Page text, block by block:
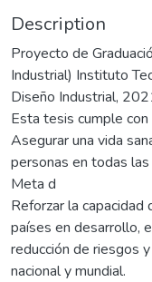
Description
Proyecto de
Industrial) Instituto
Diseño Industrial,
Esta tesis cumple
Asegurar una vida
personas en todas
Meta d
Reforzar la
países en desarrollo,
reducción de riesgos
nacional y mundial.